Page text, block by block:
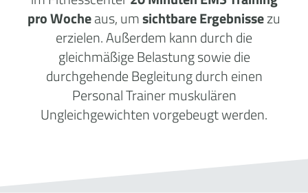
pro Wocheaus, umsichtbare Ergebnissezu
erzielen. Außerdem kann durch die
gleichmäßige Belastung sowie die
durchgehende Begleitung durch einen
Personal Trainer muskulären
Ungleichgewichten vorgebeugt werden.